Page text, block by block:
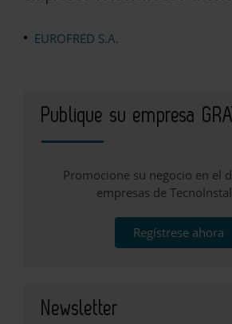
EUROFRED S.A.
Publique su empresa
Promocione su negocio en el
empresas de
Regístrese ahora
Newsletter